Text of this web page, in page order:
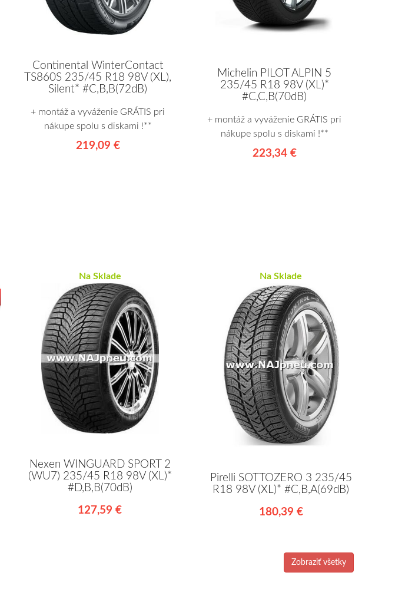
Continental WinterContact
TS860S 235/45 R18 98V (XL),
Silent* #C,B,B(72dB)
+ montáž a vyváženie GRÁTIS pri
nákupe spolu s diskami !**
219,09 €
Michelin PILOT ALPIN 5
235/45 R18 98V (XL)*
#C,C,B(70dB)
+ montáž a vyváženie GRÁTIS pri
nákupe spolu s diskami !**
223,34 €
Na Sklade
Nexen WINGUARD SPORT 2
(WU7) 235/45 R18 98V (XL)*
#D,B,B(70dB)
127,59 €
Na Sklade
Pirelli SOTTOZERO 3 235/45
R18 98V (XL)* #C,B,A(69dB)
180,39 €
Zobraziť všetky